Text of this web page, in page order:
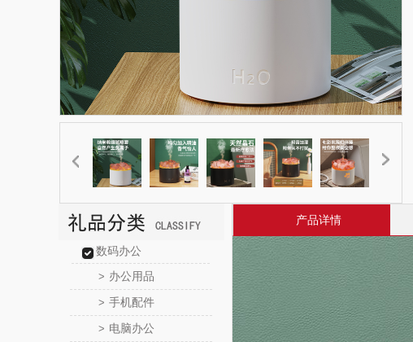
数码办公
> 办公用品
> 手机配件
> 电脑办公
产品详情